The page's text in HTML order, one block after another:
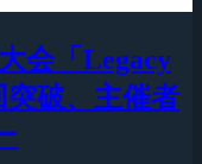
会「Legacy
突破、主催者